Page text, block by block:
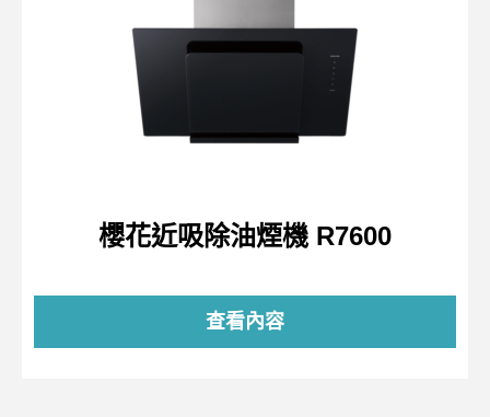
櫻花近吸除油煙機 R7600
查看內容